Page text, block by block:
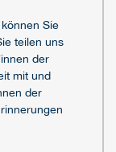
Sie
teilen uns
der
mit und
der